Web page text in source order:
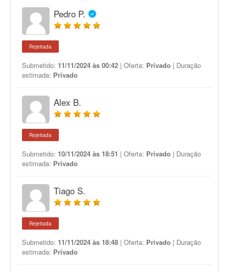
Pedro P.
Rejeitada
Submetido: 11/11/2024 às 00:42 | Oferta: Privado | Duração
estimada: Privado
Alex B.
Rejeitada
Submetido: 10/11/2024 às 18:51 | Oferta: Privado | Duração
estimada: Privado
Tiago S.
Rejeitada
Submetido: 11/11/2024 às 18:48 | Oferta: Privado | Duração
estimada: Privado